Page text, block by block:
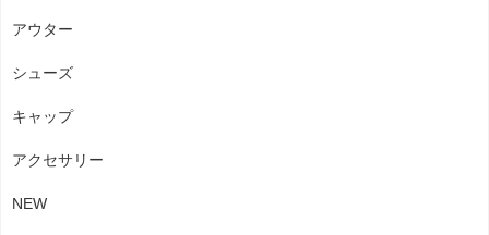
アウター
シューズ
キャップ
アクセサリー
NEW